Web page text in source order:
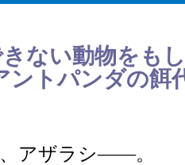
ない動物をも
ントパンダの餌
アザラシ――。